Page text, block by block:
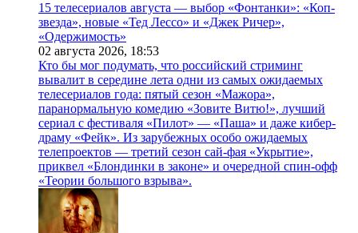
15 телесериалов августа — выбор «Фонтанки»: «Коп-
звезда», новые «Тед Лессо» и «Джек Ричер»,
«Одержимость»
02 августа 2026, 18:53
Кто бы мог подумать, что российский стриминг
вывалит в середине лета одни из самых ожидаемых
телесериалов года: пятый сезон «Мажора»,
паранормальную комедию «Зовите Витю!», лучший
сериал с фестиваля «Пилот» — «Паша» и даже кибер-
драму «Фейк». Из зарубежных особо ожидаемых
телепроектов — третий сезон сай-фая «Укрытие»,
приквел «Блондинки в законе» и очередной спин-офф
«Теории большого взрыва».